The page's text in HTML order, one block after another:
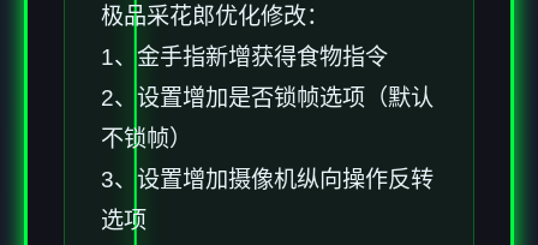
极品采花郎优化修改：
1、金手指新增获得食物指令
2、设置增加是否锁帧选项（默认
不锁帧）
3、设置增加摄像机纵向操作反转
选项